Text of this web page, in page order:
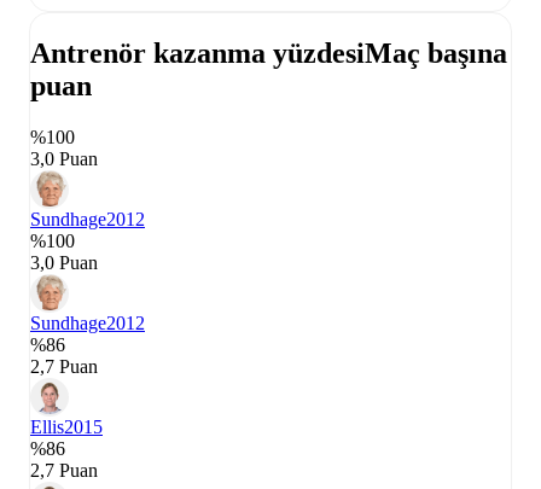
Antrenör kazanma yüzdesiMaç başına
puan
%100
3,0 Puan
Sundhage2012
%100
3,0 Puan
Sundhage2012
%86
2,7 Puan
Ellis2015
%86
2,7 Puan